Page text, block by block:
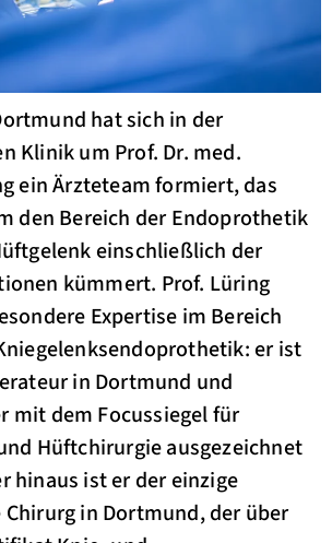
hat sich in der
Klinik um Prof. Dr. med.
ein Ärzteteam formiert, das
den Bereich der Endoprothetik
einschließlich der
kümmert. Prof. Lüring
Expertise im Bereich
er ist
in Dortmund und
mit dem Focussiegel für
Hüftchirurgie ausgezeichnet
hinaus ist er der einzige
in Dortmund, der über